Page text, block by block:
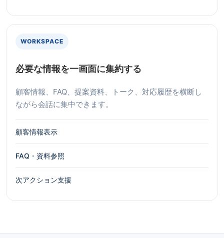
WORKSPACE
必要な情報を一画面に集約する
顧客情報、FAQ、提案資料、トーク、対応履歴を横断し
ながら会話に集中できます。
顧客情報表示
FAQ・資料参照
次アクション支援